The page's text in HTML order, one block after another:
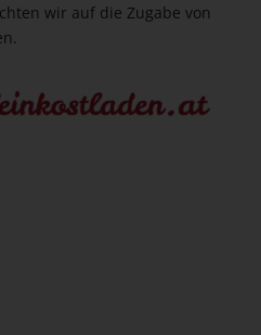
wir auf die Zugabe von